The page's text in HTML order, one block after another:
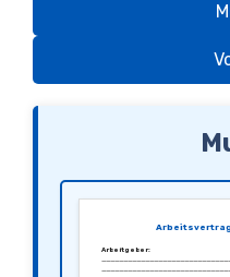
Arbeitgeber: